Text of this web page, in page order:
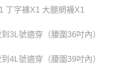
將依據個別帳號之用戶狀況，依本公司即
他人資訊註冊。若發現惡意使用之情形，
丁字褲X1 大腿網襪X1
3L號適穿（腰圍36吋內）
4L號適穿（腰圍39吋內）